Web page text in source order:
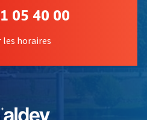
05 40 00
les horaires